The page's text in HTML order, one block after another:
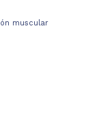
muscular